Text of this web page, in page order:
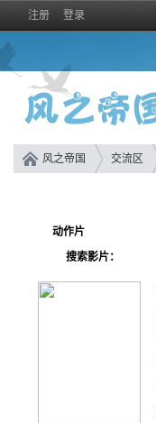
注册 登录
风之帝国 交流区
动作片
搜索影片：